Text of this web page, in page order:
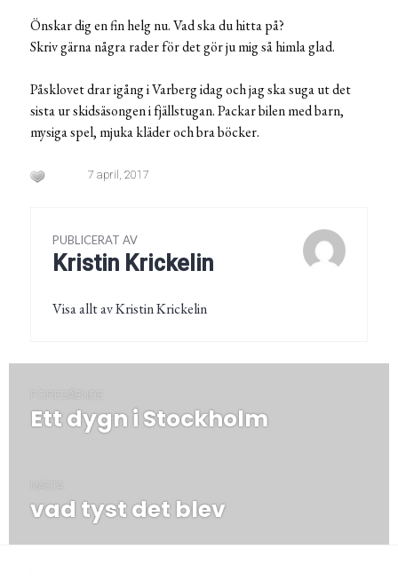
Önskar dig en fin helg nu. Vad ska du hitta på?
Skriv gärna några rader för det gör ju mig så himla glad.
Påsklovet drar igång i Varberg idag och jag ska suga ut det
sista ur skidsäsongen i fjällstugan. Packar bilen med barn,
mysiga spel, mjuka kläder och bra böcker.
7 april, 2017
PUBLICERAT AV
Kristin Krickelin
Visa allt av Kristin Krickelin
FÖREGÅENDE
Föregående
Ett dygn i Stockholm
NÄSTA
Nästa
vad tyst det blev